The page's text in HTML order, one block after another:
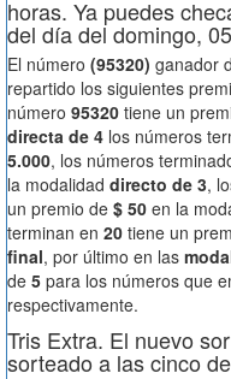
horas. Ya puedes
del día del domingo,
El número (95320) ganador
repartido los siguientes
número 95320 tiene un
directa de 4 los números
5.000, los números
la modalidad directo de 3,
un premio de $ 50 en la
terminan en 20 tiene un
final, por último en las
de 5 para los números que
respectivamente.
Tris Extra. El nuevo
sorteado a las cinco